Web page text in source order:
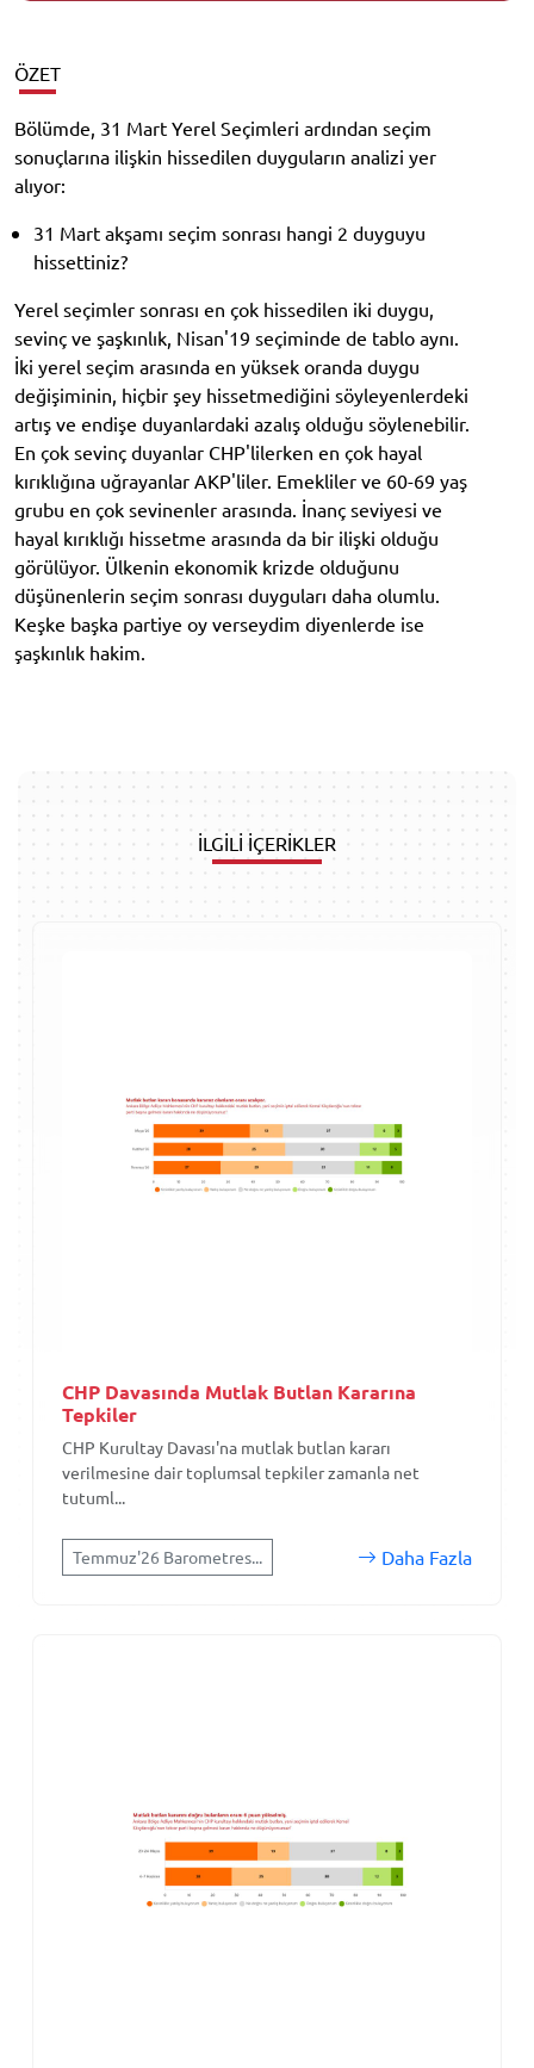
ÖZET
Bölümde, 31 Mart Yerel Seçimleri ardından seçim
sonuçlarına ilişkin hissedilen duyguların analizi yer
alıyor:
31 Mart akşamı seçim sonrası hangi 2 duyguyu
hissettiniz?
Yerel seçimler sonrası en çok hissedilen iki duygu,
sevinç ve şaşkınlık, Nisan'19 seçiminde de tablo aynı.
İki yerel seçim arasında en yüksek oranda duygu
değişiminin, hiçbir şey hissetmediğini söyleyenlerdeki
artış ve endişe duyanlardaki azalış olduğu söylenebilir.
En çok sevinç duyanlar CHP'lilerken en çok hayal
kırıklığına uğrayanlar AKP'liler. Emekliler ve 60-69 yaş
grubu en çok sevinenler arasında. İnanç seviyesi ve
hayal kırıklığı hissetme arasında da bir ilişki olduğu
görülüyor. Ülkenin ekonomik krizde olduğunu
düşünenlerin seçim sonrası duyguları daha olumlu.
Keşke başka partiye oy verseydim diyenlerde ise
şaşkınlık hakim.
İLGİLİ İÇERİKLER
CHP Davasında Mutlak Butlan Kararına
Tepkiler
CHP Kurultay Davası'na mutlak butlan kararı
verilmesine dair toplumsal tepkiler zamanla net
tutuml...
Temmuz'26 Barometres... Daha Fazla